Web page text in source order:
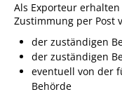
Als Exporteur
Zustimmung per Post
der zuständigen
der zuständigen
eventuell von der
Behörde